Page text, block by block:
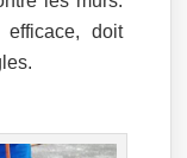
efficace, doit